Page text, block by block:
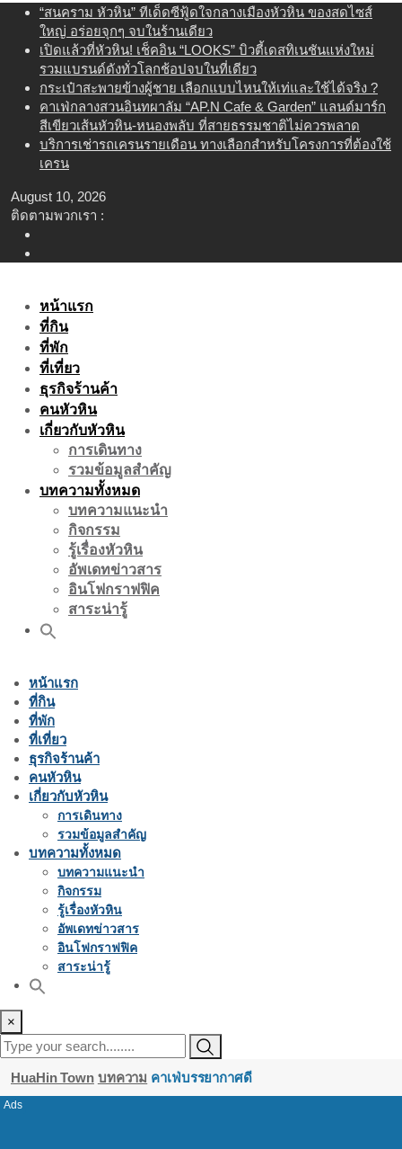
content
“สนคราม หัวหิน” ทีเด็ดซีฟู้ดใจกลางเมืองหัวหิน ของสดไซส์
ใหญ่ อร่อยจุกๆ จบในร้านเดียว
เปิดแล้วที่หัวหิน! เช็คอิน “LOOKS” บิวตี้เดสทิเนชันแห่งใหม่
รวมแบรนด์ดังทั่วโลกช้อปจบในที่เดียว
กระเป๋าสะพายข้างผู้ชาย เลือกแบบไหนให้เท่และใช้ได้จริง ?
คาเฟ่กลางสวนอินทผาลัม “AP.N Cafe & Garden” แลนด์มาร์ก
สีเขียวเส้นหัวหิน-หนองพลับ ที่สายธรรมชาติไม่ควรพลาด
บริการเช่ารถเครนรายเดือน ทางเลือกสำหรับโครงการที่ต้องใช้
เครน
August 10, 2026
ติดตามพวกเรา :
หน้าแรก
ที่กิน
ที่พัก
ที่เที่ยว
ธุรกิจร้านค้า
คนหัวหิน
เกี่ยวกับหัวหิน
การเดินทาง
รวมข้อมูลสำคัญ
บทความทั้งหมด
บทความแนะนำ
กิจกรรม
รู้เรื่องหัวหิน
อัพเดทข่าวสาร
อินโฟกราฟฟิค
สาระน่ารู้
หน้าแรก
ที่กิน
ที่พัก
ที่เที่ยว
ธุรกิจร้านค้า
คนหัวหิน
เกี่ยวกับหัวหิน
การเดินทาง
รวมข้อมูลสำคัญ
บทความทั้งหมด
บทความแนะนำ
กิจกรรม
รู้เรื่องหัวหิน
อัพเดทข่าวสาร
อินโฟกราฟฟิค
สาระน่ารู้
×
HuaHin Town บทความ คาเฟ่บรรยากาศดี